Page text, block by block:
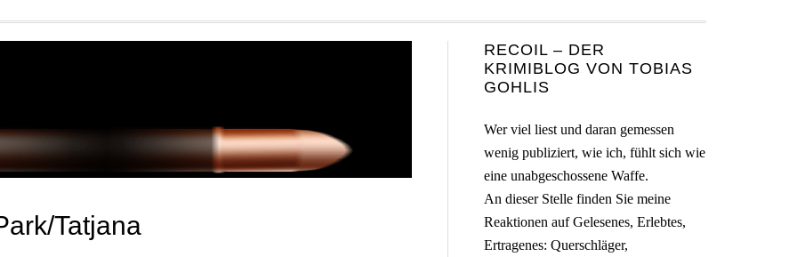
Tatjana
Seitenspalte
RECOIL – DER
KRIMIBLOG VON TOBIAS
GOHLIS
Wer viel liest und daran gemessen
wenig publiziert, wie ich, fühlt sich wie
eine unabgeschossene Waffe.
An dieser Stelle finden Sie meine
Reaktionen auf Gelesenes, Erlebtes,
Ertragenes: Querschläger,